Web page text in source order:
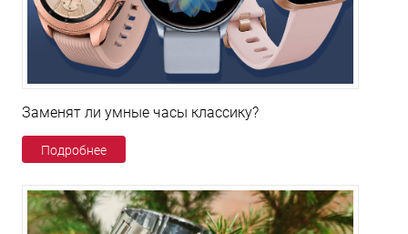
Заменят ли умные часы классику?
Подробнее